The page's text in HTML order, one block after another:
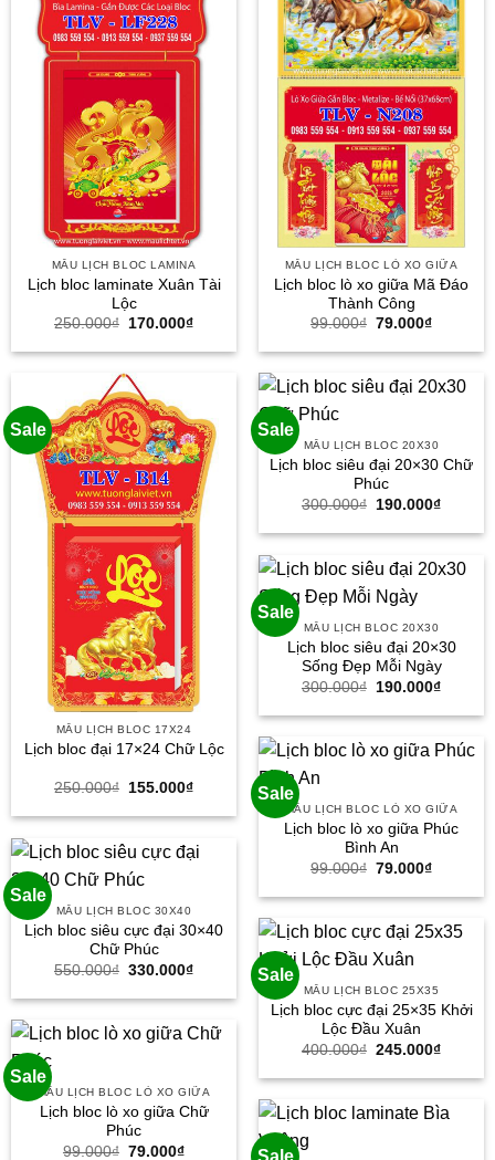
MẪU LỊCH BLOC LAMINA
Lịch bloc laminate Xuân Tài
Lộc
250.000₫
Giá
là:
170.000₫Giá
tại
170.000₫.
MẪU LỊCH BLOC LÒ XO GIỮA
Lịch bloc lò xo giữa Mã Đáo
Thành Công
99.000₫ Giá
là:
79.000₫Giá
tại
79.000₫.
Sale
MẪU LỊCH BLOC 17X24
Lịch bloc đại 17×24 Chữ Lộc
250.000₫
Giá
là:
155.000₫Giá
tại
155.000₫.
Sale
MẪU LỊCH BLOC 20X30
Lịch bloc siêu đại 20×30 Chữ
Phúc
300.000₫
Giá
là:
190.000₫Giá
tại
Sale
MẪU LỊCH BLOC 20X30
Lịch bloc siêu đại 20×30
Sống Đẹp Mỗi Ngày
300.000₫
Giá
là:
190.000₫Giá
tại
Sale
MẪU LỊCH BLOC LÒ XO GIỮA
Lịch bloc lò xo giữa Phúc
Bình An
99.000₫ Giá
là:
79.000₫Giá
tại
79.000₫.
Sale
MẪU LỊCH BLOC 30X40
Lịch bloc siêu cực đại 30×40
Chữ Phúc
550.000₫ Giá
là:
330.000₫Giá
tại
330.000₫.
Sale
MẪU LỊCH BLOC 25X35
Lịch bloc cực đại 25×35 Khởi
Lộc Đầu Xuân
400.000₫ Giá
là:
245.000₫Giá
tại
Sale
MẪU LỊCH BLOC LÒ XO GIỮA
Lịch bloc lò xo giữa Chữ
Phúc
99.000₫ Giá
79.000₫Giá
Sale